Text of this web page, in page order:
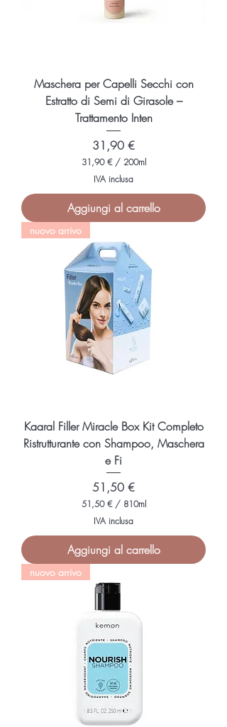
l
i
i
Maschera per Capelli Secchi con
Estratto di Semi di Girasole –
Trattamento Inten
Prezzo
31,90 €
31,90 € / 200ml
1
,
9
€
p
e
r
2
0
0
M
i
l
i
IVA inclusa
Aggiungi al carrello
nuovo arrivo
Kaaral Filler Miracle Box Kit Completo
Ristrutturante con Shampoo, Maschera
e Fi
Prezzo
51,50 €
51,50 € / 810ml
1
,
5
0
€
p
8
1
M
l
l
i
l
IVA inclusa
Aggiungi al carrello
nuovo arrivo